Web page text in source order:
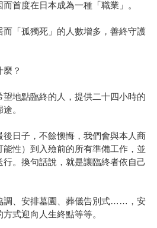
首度在日本成為一種「職業」。
「孤獨死」的人數增多，善終守護
？
地點臨終的人，提供二十四小時的
。
日子，不餘懊悔，我們會與本人商
性）到入殮前的所有準備工作，並
。換句話說，就是讓臨終者依自己
調、安排墓園、葬儀告別式……，安
式迎向人生終點等等。